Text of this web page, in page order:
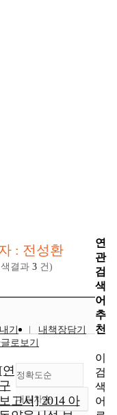
: 전성환
결과 3 건)
기
내책장담기
로보기
정확도순
정확도
내림차순
[연
구
보고서] 2014 아
연
관
검
색
어
추
천
이
검
색
어